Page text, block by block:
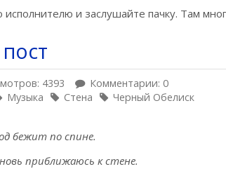
исполнителю и заслушайте пачку. Там
4393
Комментарии: 0
Музыка Стена Черный Обелиск
бежит по спине.
приближаюсь к стене.